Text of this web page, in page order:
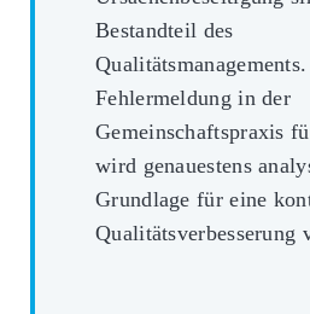
Bestandteil des
Qualitätsmanagements.
Fehlermeldung in der
Gemeinschaftspraxis
wird genauestens
Grundlage für eine
Qualitätsverbesserung